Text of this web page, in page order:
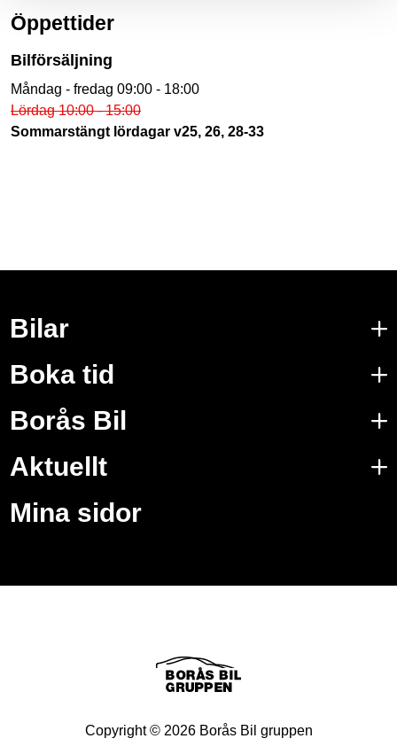
Öppettider
Bilförsäljning
Måndag - fredag 09:00 - 18:00
Lördag 10:00 - 15:00
Sommarstängt lördagar v25, 26, 28-33
Bilar
Boka tid
Borås Bil
Aktuellt
Mina sidor
Copyright © 2026 Borås Bil gruppen